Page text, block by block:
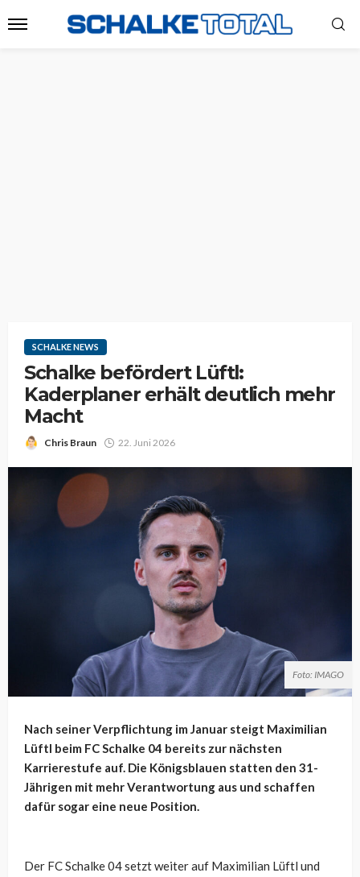
SCHALKE NEWS
Schalke befördert Lüftl:
Kaderplaner erhält deutlich mehr
Macht
Chris Braun 22. Juni 2026
Foto: IMAGO
Nach seiner Verpflichtung im Januar steigt Maximilian
Lüftl beim FC Schalke 04 bereits zur nächsten
Karrierestufe auf. Die Königsblauen statten den 31-
Jährigen mit mehr Verantwortung aus und schaffen
dafür sogar eine neue Position.
Der FC Schalke 04 setzt weiter auf Maximilian Lüftl und